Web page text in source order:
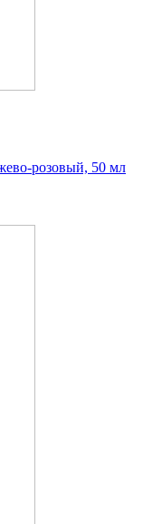
розовый, 50 мл